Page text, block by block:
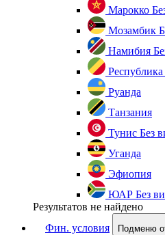
Марокко
Мозамбик
Намибия
Руанда
Танзания
Тунис Без
Уганда
Эфиопия
ЮАР Без
Результатов не найдено
Фин. условия
Подменю